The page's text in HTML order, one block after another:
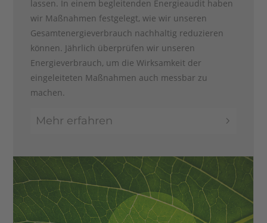
lassen. In einem begleitenden Energieaudit haben
wir Maßnahmen festgelegt, wie wir unseren
Gesamtenergieverbrauch nachhaltig reduzieren
können. Jährlich überprüfen wir unseren
Energieverbrauch, um die Wirksamkeit der
eingeleiteten Maßnahmen auch messbar zu
machen.
Mehr erfahren